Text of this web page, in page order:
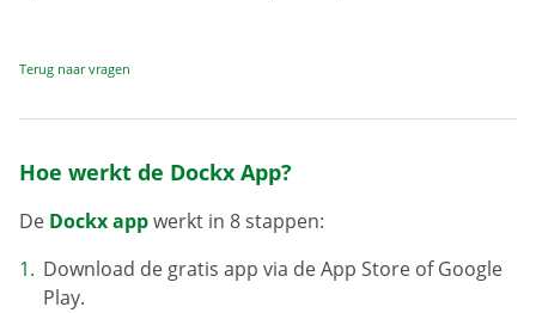
Terug naar vragen
Hoe werkt de Dockx App?
De Dockx appwerkt in 8 stappen:
Download de gratis app via de App Store of Google
Play.